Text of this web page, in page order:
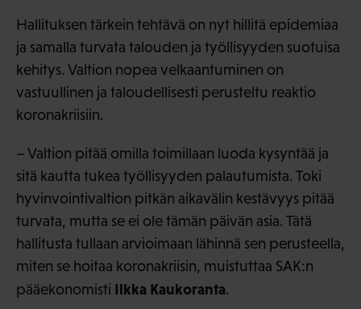
Hallituksen tärkein tehtävä on nyt hillitä epidemiaa
ja samalla turvata talouden ja työllisyyden suotuisa
kehitys. Valtion nopea velkaantuminen on
vastuullinen ja taloudellisesti perusteltu reaktio
koronakriisiin.
– Valtion pitää omilla toimillaan luoda kysyntää ja
sitä kautta tukea työllisyyden palautumista. Toki
hyvinvointivaltion pitkän aikavälin kestävyys pitää
turvata, mutta se ei ole tämän päivän asia. Tätä
hallitusta tullaan arvioimaan lähinnä sen perusteella,
miten se hoitaa koronakriisin, muistuttaa SAK:n
pääekonomisti Ilkka Kaukoranta.